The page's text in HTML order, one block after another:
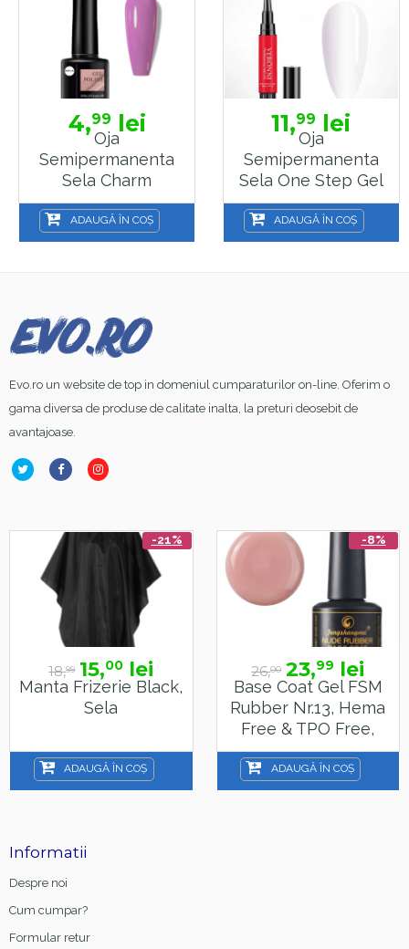
4,99 lei
Oja
Semipermanenta
Sela Charm
Collection, 28
ADAUGĂ ÎN COȘ
11,99 lei
Oja
Semipermanenta
Sela One Step Gel
Pen 02, Alb
ADAUGĂ ÎN COȘ
Evo.ro un website de top in domeniul cumparaturilor on-line. Oferim o
gama diversa de produse de calitate inalta, la preturi deosebit de
avantajoase.
-21%
18,99 15,00 lei
Manta Frizerie Black,
Sela
ADAUGĂ ÎN COȘ
-8%
26,00 23,99 lei
Base Coat Gel FSM
Rubber Nr.13, Hema
Free & TPO Free,
15ml
ADAUGĂ ÎN COȘ
Informatii
Despre noi
Cum cumpar?
Formular retur